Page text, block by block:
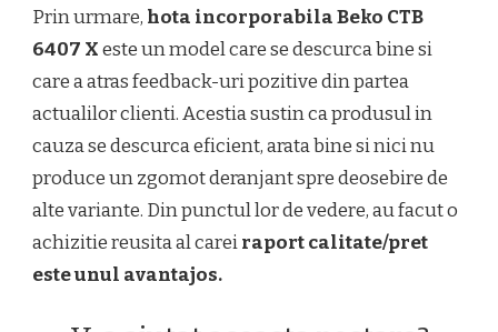
Prin urmare, hota incorporabila Beko CTB
6407 Xeste un model care se descurca bine si
care a atras feedback-uri pozitive din partea
actualilor clienti. Acestia sustin ca produsul in
cauza se descurca eficient, arata bine si nici nu
produce un zgomot deranjant spre deosebire de
alte variante. Din punctul lor de vedere, au facut o
achizitie reusita al careiraport calitate/pret
este unul avantajos.